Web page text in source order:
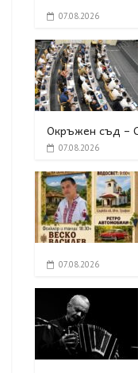
07.08.2026
Окръжен съд –
07.08.2026
07.08.2026